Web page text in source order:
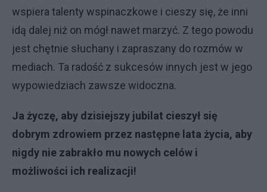
wspiera talenty wspinaczkowe i cieszy się, że inni
idą dalej niż on mógł nawet marzyć. Z tego powodu
jest chętnie słuchany i zapraszany do rozmów w
mediach. Ta radość z sukcesów innych jest w jego
wypowiedziach zawsze widoczna.
Ja życzę, aby dzisiejszy jubilat cieszył się
dobrym zdrowiem przez następne lata życia, aby
nigdy nie zabrakło mu nowych celów i
możliwości ich realizacji!